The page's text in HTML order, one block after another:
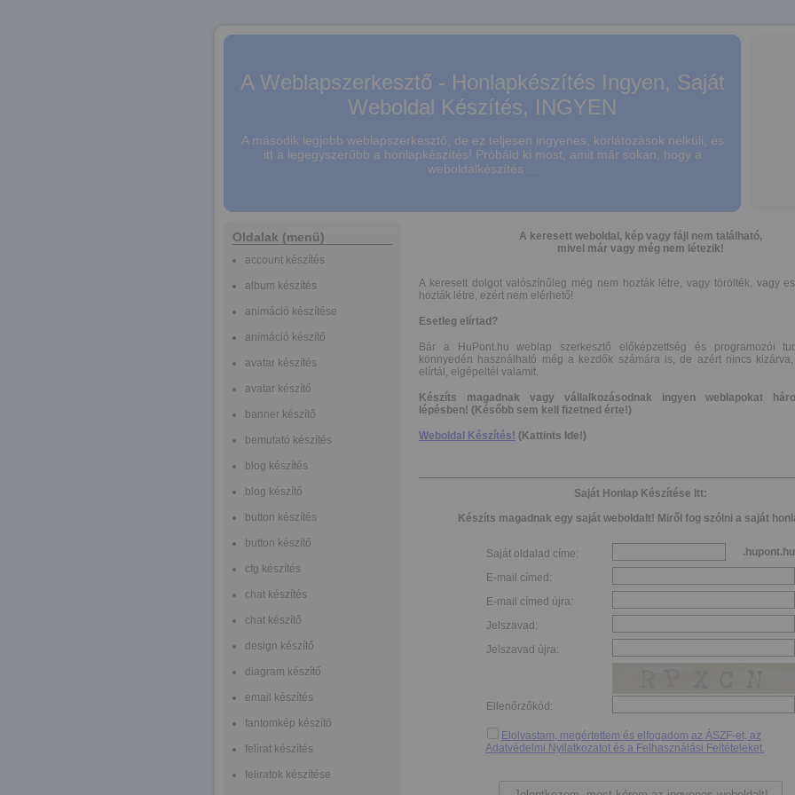
A Weblapszerkesztő - Honlapkészítés Ingyen, Saját
Weboldal Készítés, INGYEN
A második legjobb weblapszerkesztő, de ez teljesen ingyenes, korlátozások nélküli, és
itt a legegyszerűbb a honlapkészítés! Próbáld ki most, amit már sokan, hogy a
weboldalkészítés ...
Oldalak (menü)
account készítés
album készítés
animáció készítése
animáció készítő
avatar készítés
avatar készítő
banner készítő
bemutató készítés
blog készítés
blog készítő
button készítés
button készítő
cfg készítés
chat készítés
chat készítő
design készítő
diagram készítő
email készítés
fantomkép készítő
felirat készítés
feliratok készítése
A keresett weboldal, kép vagy fájl nem található,
mivel már vagy még nem létezik!
A keresett dolgot valószínűleg még nem hozták létre, vagy törölték, vagy
hozták létre, ezért nem elérhető!
Esetleg elírtad?
Bár a HuPont.hu weblap szerkesztő előképzettség és programozói
könnyedén használható még a kezdők számára is, de azért nincs
elírtál, elgépeltél valamit.
Készíts magadnak vagy vállalkozásodnak ingyen weblapokat
lépésben! (Később sem kell fizetned érte!)
Weboldal Készítés! (Kattints Ide!)
Saját Honlap Készítése Itt:
Készíts magadnak egy saját weboldalt! Miről fog szólni a saját
Saját oldalad címe: .hupont.hu
E-mail címed:
E-mail címed újra:
Jelszavad:
Jelszavad újra:
Ellenőrzőkód:
Elolvastam, megértettem és elfogadom az ÁSZF-et, az
Adatvédelmi Nyilatkozatot és a Felhasználási Feltételeket.